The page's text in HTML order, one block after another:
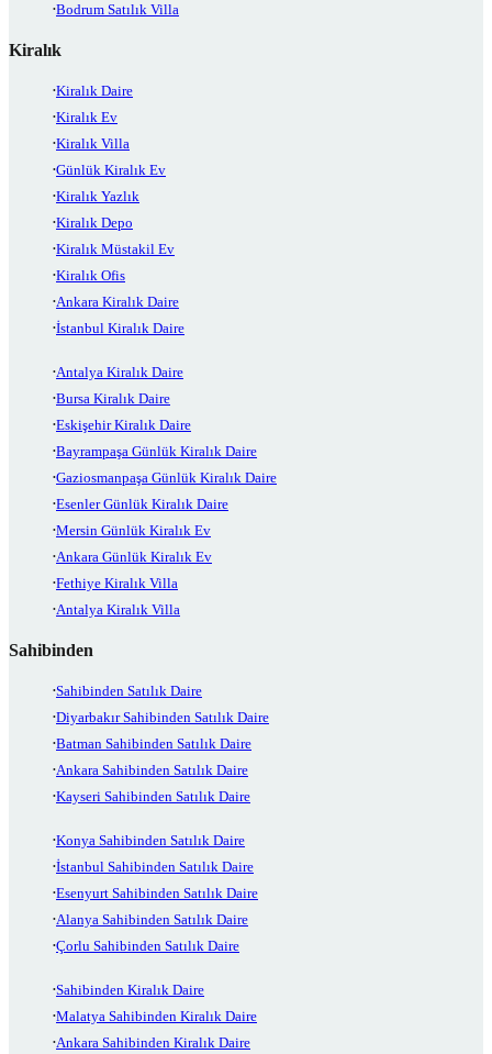
Bodrum Satılık Villa
Kiralık
Kiralık Daire
Kiralık Ev
Kiralık Villa
Günlük Kiralık Ev
Kiralık Yazlık
Kiralık Depo
Kiralık Müstakil Ev
Kiralık Ofis
Ankara Kiralık Daire
İstanbul Kiralık Daire
Antalya Kiralık Daire
Bursa Kiralık Daire
Eskişehir Kiralık Daire
Bayrampaşa Günlük Kiralık Daire
Gaziosmanpaşa Günlük Kiralık Daire
Esenler Günlük Kiralık Daire
Mersin Günlük Kiralık Ev
Ankara Günlük Kiralık Ev
Fethiye Kiralık Villa
Antalya Kiralık Villa
Sahibinden
Sahibinden Satılık Daire
Diyarbakır Sahibinden Satılık Daire
Batman Sahibinden Satılık Daire
Ankara Sahibinden Satılık Daire
Kayseri Sahibinden Satılık Daire
Konya Sahibinden Satılık Daire
İstanbul Sahibinden Satılık Daire
Esenyurt Sahibinden Satılık Daire
Alanya Sahibinden Satılık Daire
Çorlu Sahibinden Satılık Daire
Sahibinden Kiralık Daire
Malatya Sahibinden Kiralık Daire
Ankara Sahibinden Kiralık Daire